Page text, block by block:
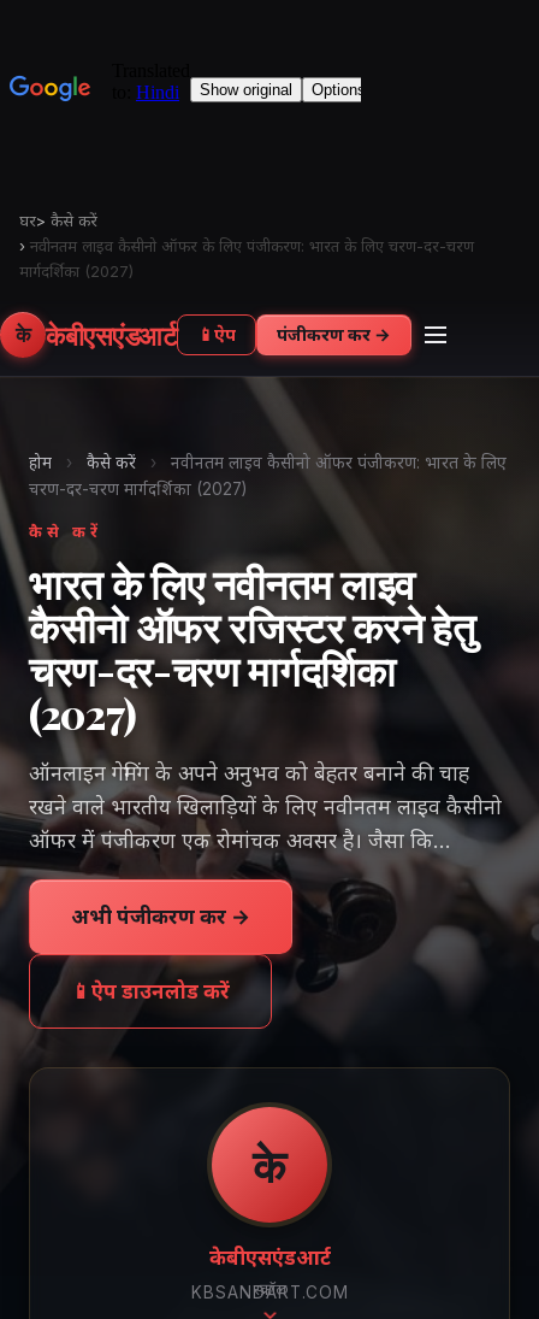
घर> कैसे करें
› नवीनतम लाइव कैसीनो ऑफर के लिए पंजीकरण: भारत के लिए चरण-दर-चरण
मार्गदर्शिका (2027)
के केबीएसएंडआर्ट 📱 ऐप पंजीकरण करें →
होम › कैसे करें ›
नवीनतम लाइव कैसीनो ऑफर पंजीकरण: भारत के लिए
चरण-दर-चरण मार्गदर्शिका (2027)
कैसे करें
भारत के लिए नवीनतम लाइव
कैसीनो ऑफर रजिस्टर करने हेतु
चरण-दर-चरण मार्गदर्शिका
(2027)
ऑनलाइन गेमिंग के अपने अनुभव को बेहतर बनाने की चाह
रखने वाले भारतीय खिलाड़ियों के लिए नवीनतम लाइव कैसीनो
ऑफर में पंजीकरण एक रोमांचक अवसर है। जैसा कि...
अभी पंजीकरण करें →
📱 ऐप डाउनलोड करें
के
केबीएसएंडआर्ट
KBSANDART.COM
स्क्रॉल